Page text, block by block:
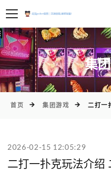
集
首页 集团游戏 二打一
2026-02-15 12:05:29
二打一扑克玩法介绍